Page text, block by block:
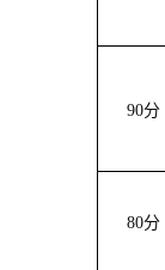
90分
80分